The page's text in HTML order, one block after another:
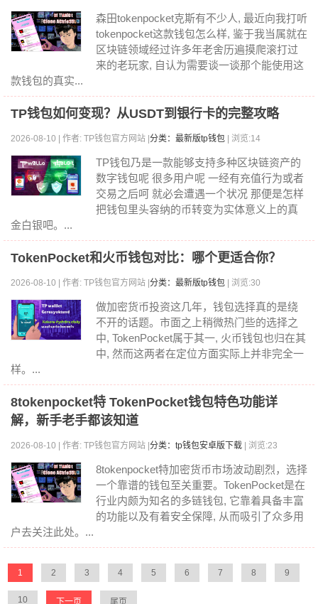
森田tokenpocket克斯有不少人, 最近向我打听
tokenpocket这款钱包怎么样, 鉴于我当属就在
区块链领域经过许多年老舍历遍摸爬滚打过
来的老玩家, 自认为需要谈一谈那个能使用这
款钱包的真实...
TP钱包如何变现？从USDT到银行卡的完整攻略
2026-08-10 | 作者: TP钱包官方网站 | 分类：最新版tp钱包 | 浏览:14
TP钱包乃是一款能够支持多种区块链资产的
数字钱包呢 很多用户呢 一经有充值行为或者
交易之后呵 就必会遭遇一个状况 那便是怎样
把钱包里头容纳的币转变为实体意义上的真
金白银吧。...
TokenPocket和火币钱包对比：哪个更适合你？
2026-08-10 | 作者: TP钱包官方网站 | 分类：最新版tp钱包 | 浏览:30
做加密货币投资这几年，钱包选择真的是绕
不开的话题。市面之上稍微热门些的选择之
中, TokenPocket属于其一, 火币钱包也归在其
中, 然而这两者在定位方面实际上并非完全一
样。...
8tokenpocket特 TokenPocket钱包特色功能详
解，新手老手都该知道
2026-08-10 | 作者: TP钱包官方网站 | 分类：tp钱包安卓版下载 | 浏览:23
8tokenpocket特加密货币市场波动剧烈，选择
一个靠谱的钱包至关重要。TokenPocket是在
行业内颇为知名的多链钱包, 它靠着具备丰富
的功能以及有着安全保障, 从而吸引了众多用
户去关注此处。...
1 2 3 4 5 6 7 8 9
10 下一页 尾页